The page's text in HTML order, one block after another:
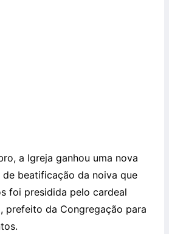
a Igreja ganhou uma nova
de beatificação da noiva que
foi presidida pelo cardeal
prefeito da Congregação para